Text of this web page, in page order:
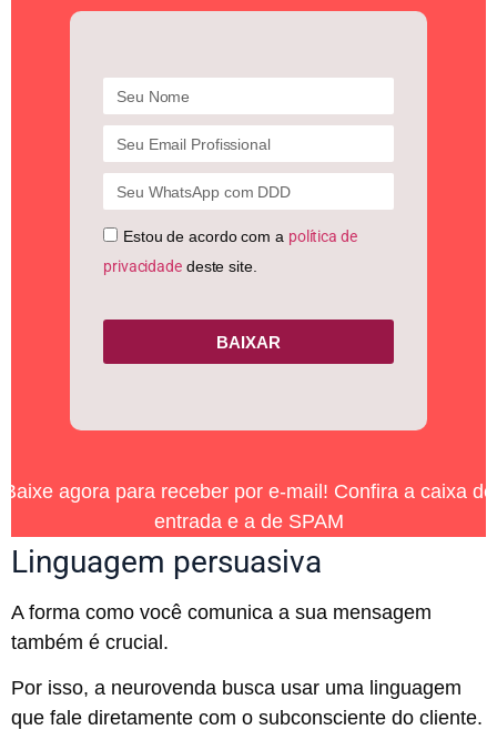
Estou de acordo com a política de
privacidadedeste site.
BAIXAR
Baixe agora para receber por e-mail! Confira a caixa de
entrada e a de SPAM
Linguagem persuasiva
A forma como você comunica a sua mensagem
também é crucial.
Por isso, a neurovenda busca usar uma linguagem
que fale diretamente com o subconsciente do cliente.